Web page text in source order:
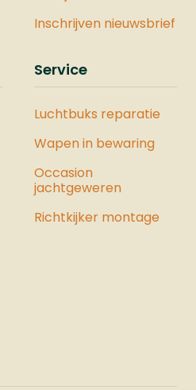
Inschrijven nieuwsbrief
Service
Luchtbuks reparatie
Wapen in bewaring
Occasion
jachtgeweren
Richtkijker montage